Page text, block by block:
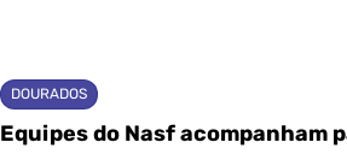
DOURADOS
Equipes do Nasf acompanham